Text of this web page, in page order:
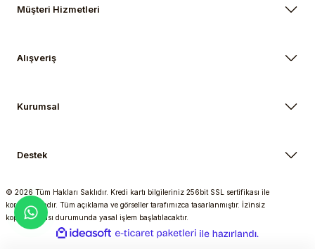
Müşteri Hizmetleri
Alışveriş
Kurumsal
Destek
© 2026 Tüm Hakları Saklıdır. Kredi kartı bilgileriniz 256bit SSL sertifikası ile
korunmaktadır. Tüm açıklama ve görseller tarafımızca tasarlanmıştır. İzinsiz
kopyalanması durumunda yasal işlem başlatılacaktır.
ideasoft
e-